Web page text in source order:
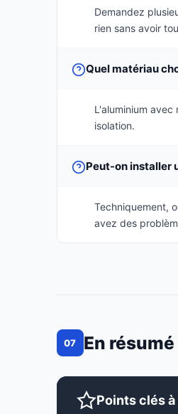
Demandez
rien sans avoir
Quel matériau
L'aluminium
isolation.
Peut-on installer
Techniquement,
avez des
07 En
Points clés